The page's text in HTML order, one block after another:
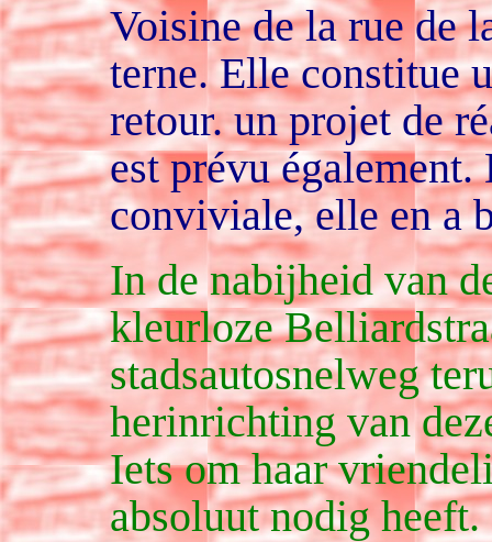
Voisine de la rue de
terne. Elle constitue
retour. un projet de
est prévu
conviviale, elle en a
In de nabijheid van
kleurloze
stadsautosnelweg
herinrichting van
Iets om haar
absoluut nodig heeft.